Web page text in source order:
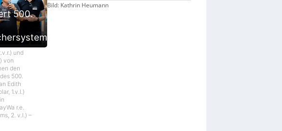
500.
und
von
den
500.
Edith
1.v.l.)
r.e.
2. v.l.) –
Bild: Kathrin Heumann